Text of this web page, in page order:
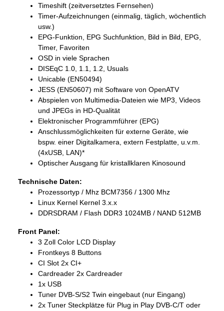
Timeshift (zeitversetztes Fernsehen)
Timer-Aufzeichnungen (einmalig, täglich, wöchentlich
usw.)
EPG-Funktion, EPG Suchfunktion, Bild in Bild, EPG,
Timer, Favoriten
OSD in viele Sprachen
DISEqC 1.0, 1.1, 1.2, Usuals
Unicable (EN50494)
JESS (EN50607) mit Software von OpenATV
Abspielen von Multimedia-Dateien wie MP3, Videos
und JPEGs in HD-Qualität
Elektronischer Programmführer (EPG)
Anschlussmöglichkeiten für externe Geräte, wie
bspw. einer Digitalkamera, extern Festplatte, u.v.m.
(4xUSB, LAN)*
Optischer Ausgang für kristallklaren Kinosound
Technische Daten:
Prozessortyp / Mhz BCM7356 / 1300 Mhz
Linux Kernel Kernel 3.x.x
DDRSDRAM / Flash DDR3 1024MB / NAND 512MB
Front Panel:
3 Zoll Color LCD Display
Frontkeys 8 Buttons
CI Slot 2x CI+
Cardreader 2x Cardreader
1x USB
Tuner DVB-S/S2 Twin eingebaut (nur Eingang)
2x Tuner Steckplätze für Plug in Play DVB-C/T oder